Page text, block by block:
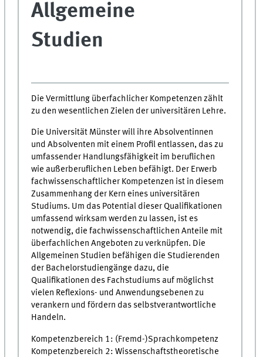
Allgemeine
Studien
Die Vermittlung überfachlicher Kompetenzen zählt
zu den wesentlichen Zielen der universitären Lehre.
Die Universität Münster will ihre Absolventinnen
und Absolventen mit einem Profil entlassen, das zu
umfassender Handlungsfähigkeit im beruflichen
wie außerberuflichen Leben befähigt. Der Erwerb
fachwissenschaftlicher Kompetenzen ist in diesem
Zusammenhang der Kern eines universitären
Studiums. Um das Potential dieser Qualifikationen
umfassend wirksam werden zu lassen, ist es
notwendig, die fachwissenschaftlichen Anteile mit
überfachlichen Angeboten zu verknüpfen. Die
Allgemeinen Studien befähigen die Studierenden
der Bachelorstudiengänge dazu, die
Qualifikationen des Fachstudiums auf möglichst
vielen Reflexions- und Anwendungsebenen zu
verankern und fördern das selbstverantwortliche
Handeln.
Kompetenzbereich 1: (Fremd-)Sprachkompetenz
Kompetenzbereich 2: Wissenschaftstheoretische